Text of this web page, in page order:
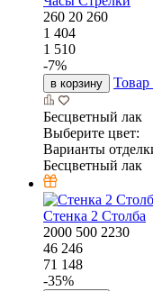
260 20 260
1 404
1 510
-7%
в корзину Товар
Бесцветный лак
Выберите цвет:
Варианты
Бесцветный лак
Стенка 2 Столба
2000 500 2230
46 246
71 148
-35%